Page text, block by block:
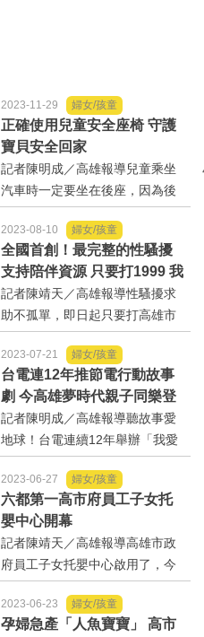
2023-11-29 婦女/孩童
正確使用兒童安全座椅 守護
寶貝安全回家
記者陳明成／高雄報導兒童乘坐
汽車時一定要坐在後座，因為後
座是最安全的地方，也是兒童安
全座椅安裝的位置，而正確使用
兒童安全座椅更是保證乘車安全
的關鍵。為了確保每一位乘坐汽
車的兒童都能平安無虞，高...
2023-08-10 婦女/孩童
全國首創！最完整的性騷擾
支持陪伴資源 只要打1999 我
們就會接住你
記者陳靖天／高雄報導性騷擾求
助不孤單，即日起只要打高雄市
市民專線1999，單一管道提供被
害人24小時協助，高雄市簡化性
騷擾求助流程及管道，更提供線
上受理管道，於市府官網首設性
騷擾防治專區，讓性騷擾被...
2023-07-21 婦女/孩童
台電連12年推節電行動故事
劇 今高雄夢時代親子同樂登
場
記者陳明成／高雄報導聽故事愛
地球！台電連續12年舉辦「我愛
地球媽媽」行動故事教育推廣活
動，今年共將舉辦60場次，今（1
6）日於高雄統一夢時代百貨上演
《神奇電法寶》故事劇，繪本由
甫獲國際獎項肯定的繪師...
2023-06-27 婦女/孩童
六都第一高市府員工子女托
嬰中心開幕
記者陳靖天／高雄報導高雄市政
府員工子女托嬰中心啟用了，今
日上午於鳳山行政中心1樓隆重開
幕。市府表示，「放心生、安心
托、市府厚恁靠」是市府對年輕
2023-06-23 婦女/孩童
孕婦急產「人魚寶寶」 高市